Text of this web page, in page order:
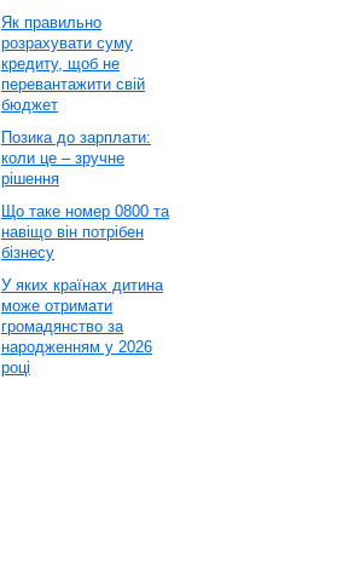
Як правильно
розрахувати суму
кредиту, щоб не
перевантажити свій
бюджет
Позика до зарплати:
коли це – зручне
рішення
Що таке номер 0800 та
навіщо він потрібен
бізнесу
У яких країнах дитина
може отримати
громадянство за
народженням у 2026
році